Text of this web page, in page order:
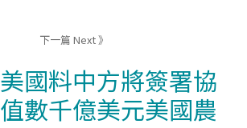
下一篇 Next 》
國料中方將簽署協
數千億美元美國農